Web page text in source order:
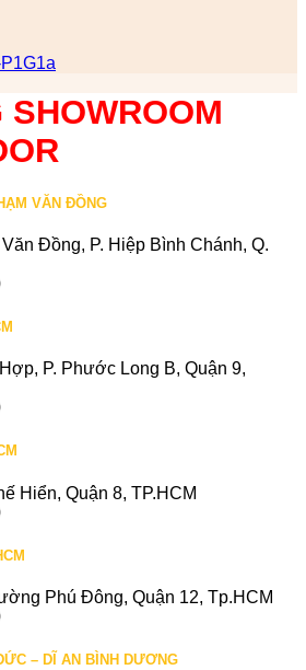
SHOWROOM
VĂN ĐỒNG
Đồng, P. Hiệp Bình Chánh, Q.
P. Phước Long B, Quận 9,
Hiển, Quận 8, TP.HCM
Phú Đông, Quận 12, Tp.HCM
– DĨ AN BÌNH DƯƠNG